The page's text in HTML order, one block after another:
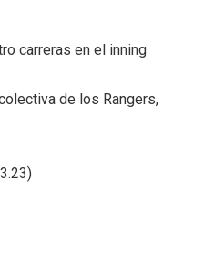
carreras en el inning
de los Rangers,